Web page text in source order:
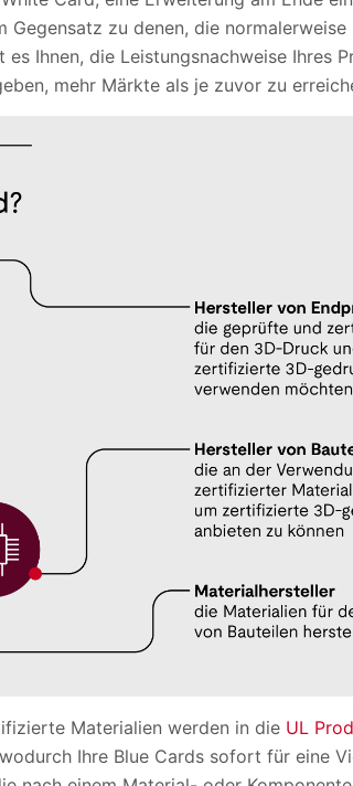
zu denen, die
Ihnen, die Leistungsnachweise Ihres
mehr Märkte als je zuvor zu
Materialien werden in die UL
Ihre Blue Cards sofort für eine